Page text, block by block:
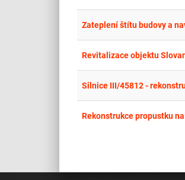
Zateplení štítu budovy a
Revitalizace objektu
Silnice III/45812 -
Rekonstrukce propustku